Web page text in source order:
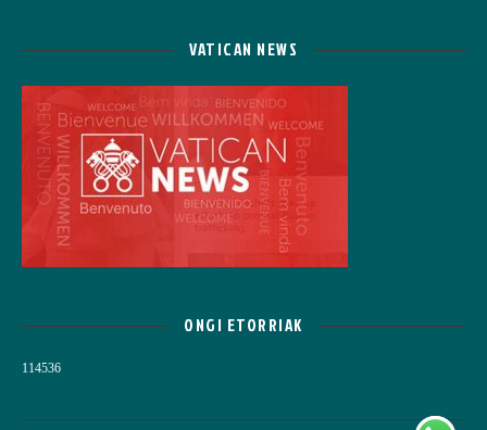
VATICAN NEWS
ONGI ETORRIAK
114536